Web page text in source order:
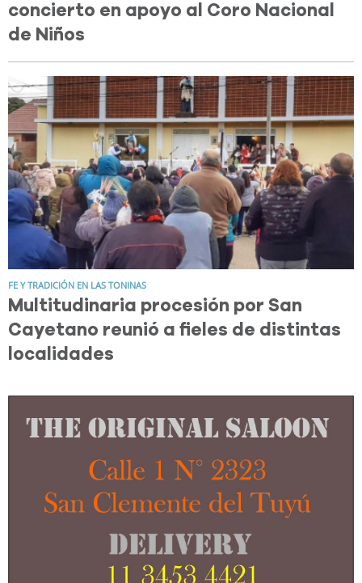
concierto en apoyo al Coro Nacional
de Niños
FE Y TRADICIÓN EN LAS TONINAS
Multitudinaria procesión por San
Cayetano reunió a fieles de distintas
localidades